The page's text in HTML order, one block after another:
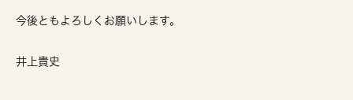
今後ともよろしくお願いします。
井上貴史